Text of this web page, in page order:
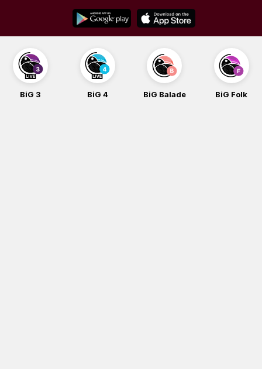
content
BiG 3 BiG 4 BiG Balade BiG Folk